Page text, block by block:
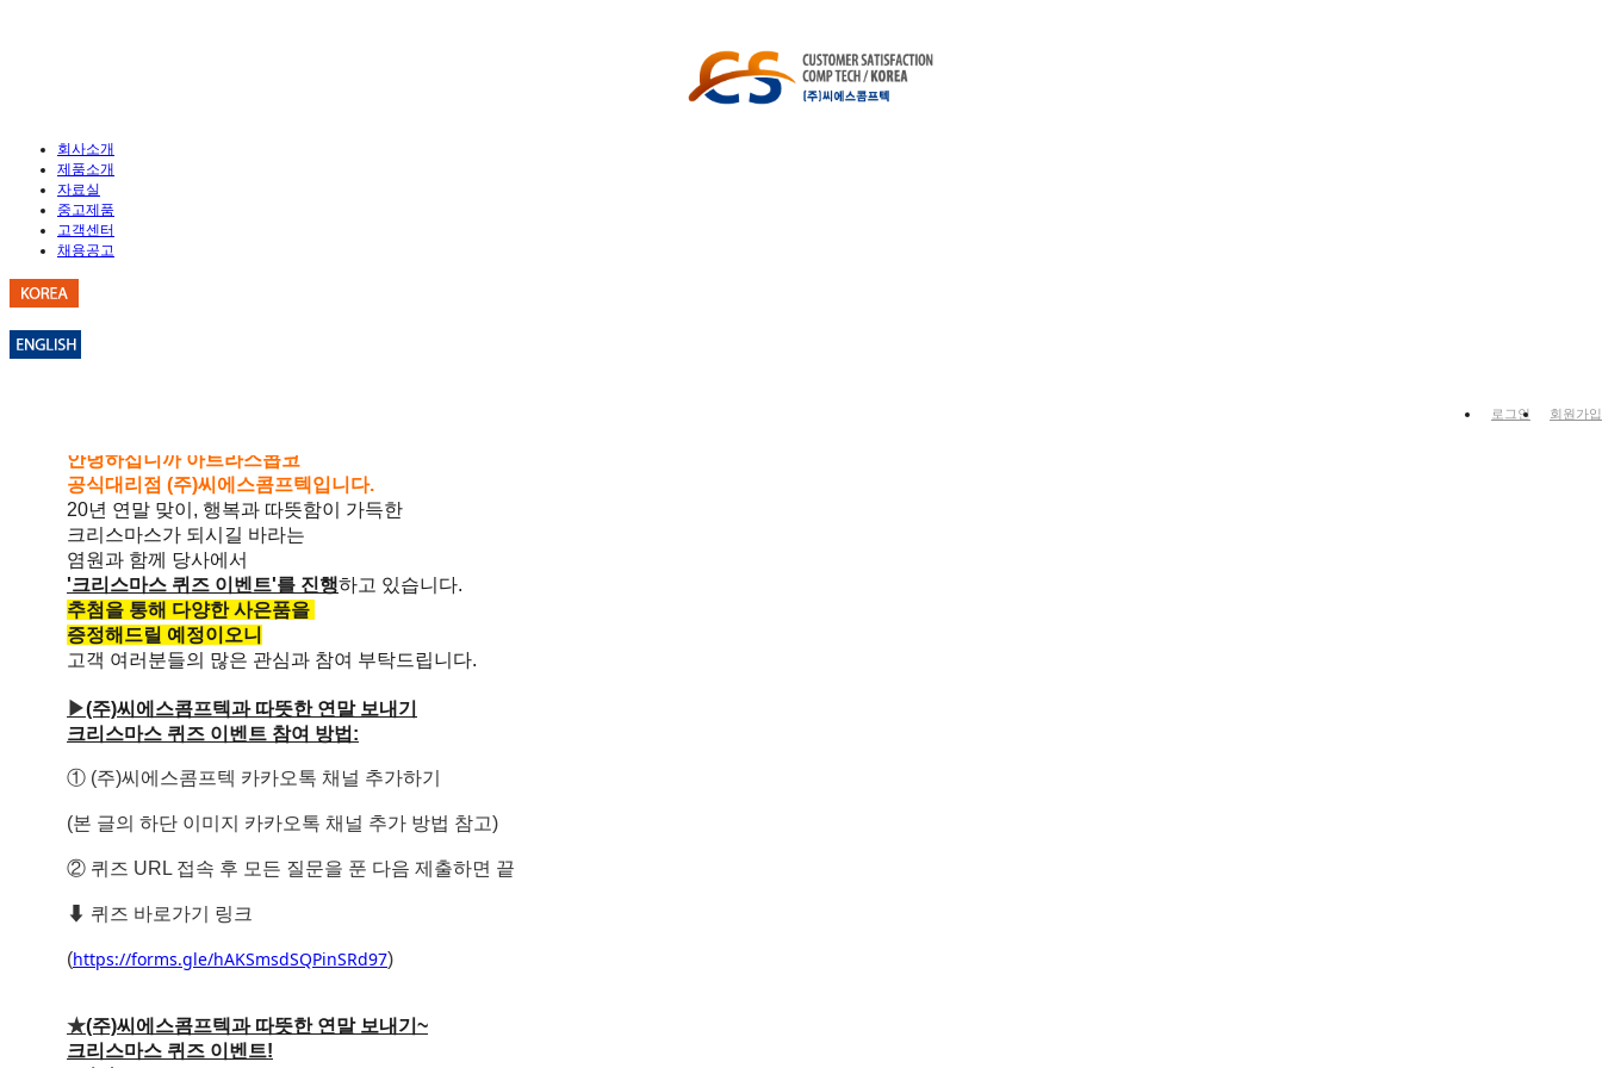
회사소개
제품소개
자료실
중고제품
고객센터
채용공고
로그인 회원가입
공지사항
안녕하십니까 아트라스콥코
공식대리점 (주)씨에스콤프텍입니다.
20년 연말 맞이, 행복과 따뜻함이 가득한
크리스마스가 되시길 바라는
염원과 함께 당사에서
'크리스마스 퀴즈 이벤트'를 진행하고 있습니다.
추첨을 통해 다양한 사은품을
증정해드릴 예정이오니
고객 여러분들의 많은 관심과 참여 부탁드립니다.
▶(주)씨에스콤프텍과 따뜻한 연말 보내기
크리스마스 퀴즈 이벤트 참여 방법:
① (주)씨에스콤프텍 카카오톡 채널 추가하기
(본 글의 하단 이미지 카카오톡 채널 추가 방법 참고)
② 퀴즈 URL 접속 후 모든 질문을 푼 다음 제출하면 끝
⬇ 퀴즈 바로가기 링크
(https://forms.gle/hAKSmsdSQPinSRd97)
★(주)씨에스콤프텍과 따뜻한 연말 보내기~
크리스마스 퀴즈 이벤트!